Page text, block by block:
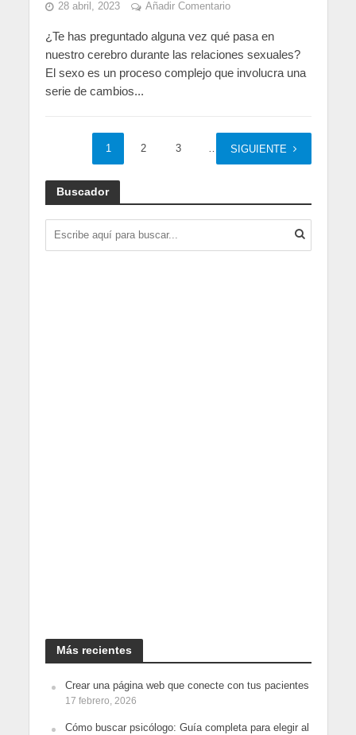
28 abril, 2023 Añadir Comentario
¿Te has preguntado alguna vez qué pasa en
nuestro cerebro durante las relaciones sexuales?
El sexo es un proceso complejo que involucra una
serie de cambios...
1 2 3 … 10
SIGUIENTE
Buscador
Más recientes
Crear una página web que conecte con tus pacientes
17 febrero, 2026
Cómo buscar psicólogo: Guía completa para elegir al